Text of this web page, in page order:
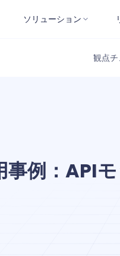
ソリューション
観点
例：API